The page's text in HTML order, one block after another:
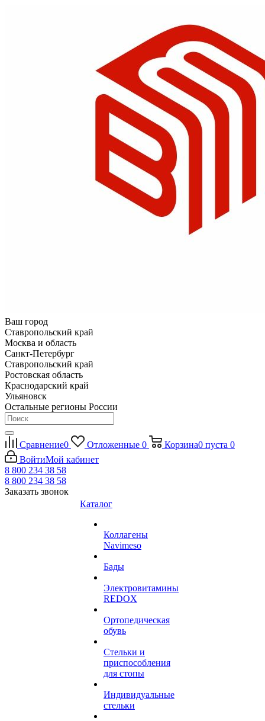
Ваш город
Ставропольский край
Москва и область
Санкт-Петербург
Ставропольский край
Ростовская область
Краснодарский край
Ульяновск
Остальные регионы России
Сравнение0 Отложенные 0 Корзина0 пуста 0
ВойтиМой кабинет
8 800 234 38 58
8 800 234 38 58
Заказать звонок
Каталог
Коллагены
Navimeso
Бады
Электровитамины
REDOX
Ортопедическая
обувь
Стельки и
приспособления
для стопы
Индивидуальные
стельки